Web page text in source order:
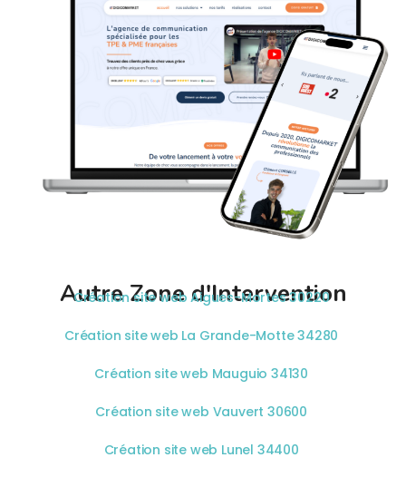
Autre Zone d'Intervention
Création site web Aigues-Mortes 30220
Création site web La Grande-Motte 34280
Création site web Mauguio 34130
Création site web Vauvert 30600
Création site web Lunel 34400